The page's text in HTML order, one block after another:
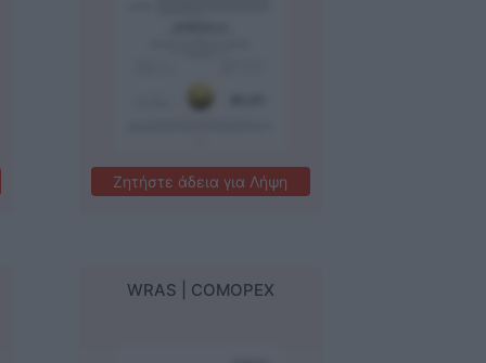
Ζητήστε άδεια για Λήψη
WRAS | COMOPEX
Como-Pex